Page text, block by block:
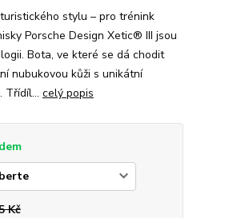
stylu – pro trénink
Porsche Design Xetic® III jsou
Bota, ve které se dá chodit
nubukovou kůži s unikátní
Třídíl... celý popis
Kč